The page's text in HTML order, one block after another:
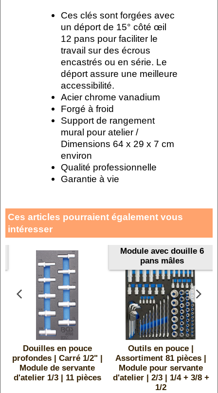
Ces clés sont forgées avec
un déport de 15° côté œil
12 pans pour faciliter le
travail sur des écrous
encastrés ou en série. Le
déport assure une meilleure
accessibilité.
Acier chrome vanadium
Forgé à froid
Support de rangement
mural pour atelier /
Dimensions 64 x 29 x 7 cm
environ
Qualité professionnelle
Garantie à vie
Ces articles pourraient également vous
intéresser
Douilles en pouce
profondes | Carré 1/2" |
Module de servante
d'atelier 1/3 | 11 pièces
Module avec douille 6
pans mâles
Outils en pouce |
Assortiment 81 pièces |
Module pour servante
d'atelier | 2/3 | 1/4 + 3/8 +
1/2